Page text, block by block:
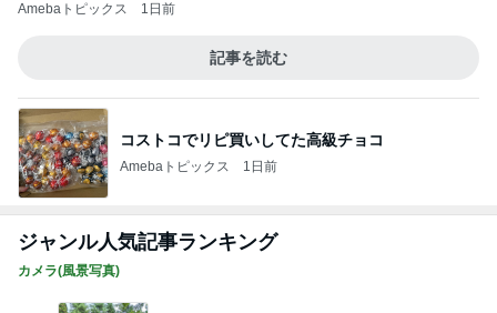
Amebaトピックス 1日前
記事を読む
コストコでリピ買いしてた高級チョコ
Amebaトピックス 1日前
ジャンル人気記事ランキング
カメラ(風景写真)